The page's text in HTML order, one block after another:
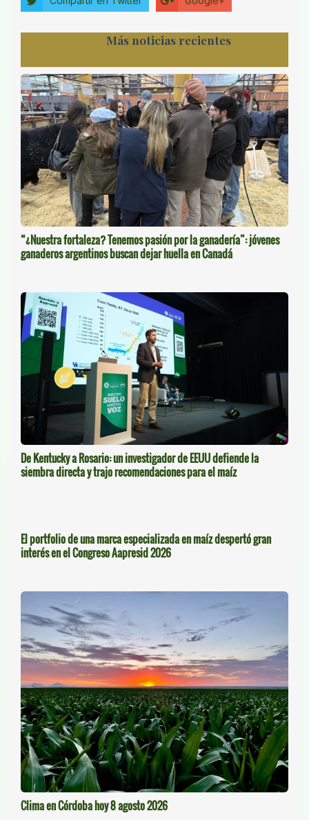
Más noticias recientes
“¿Nuestra fortaleza? Tenemos pasión por la ganadería”: jóvenes
ganaderos argentinos buscan dejar huella en Canadá
De Kentucky a Rosario: un investigador de EEUU defiende la
siembra directa y trajo recomendaciones para el maíz
El portfolio de una marca especializada en maíz despertó gran
interés en el Congreso Aapresid 2026
Clima en Córdoba hoy 8 agosto 2026